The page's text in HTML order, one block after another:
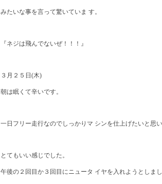
みたいな事を言って驚いていま す。
『ネジは飛んでないぜ！！！』
３月２５日(木)
朝は眠くて辛いです。
一日フリー走行なのでしっかりマ シンを仕上げたいと思い
とてもいい感じでした。
午後の２回目か３回目にニュータ イヤを入れようとしまし